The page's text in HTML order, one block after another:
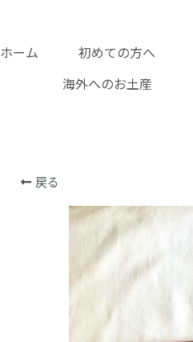
ホーム 初めての方へ
海外へのお土産
戻る